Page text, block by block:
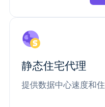
静态住宅代理
提供数据中心速度和